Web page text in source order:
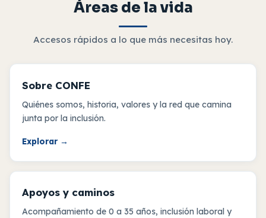
Áreas de la vida
Accesos rápidos a lo que más necesitas hoy.
Sobre CONFE
Quiénes somos, historia, valores y la red que camina
junta por la inclusión.
Explorar →
Apoyos y caminos
Acompañamiento de 0 a 35 años, inclusión laboral y